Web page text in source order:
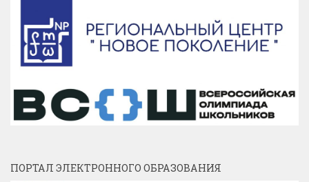
ПОРТАЛ ЭЛЕКТРОННОГО ОБРАЗОВАНИЯ